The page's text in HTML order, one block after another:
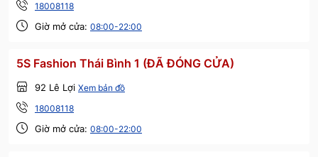
18008118
Giờ mở cửa: 08:00-22:00
5S Fashion Thái Bình 1 (ĐÃ ĐÓNG CỬA)
92 Lê Lợi Xem bản đồ
18008118
Giờ mở cửa: 08:00-22:00